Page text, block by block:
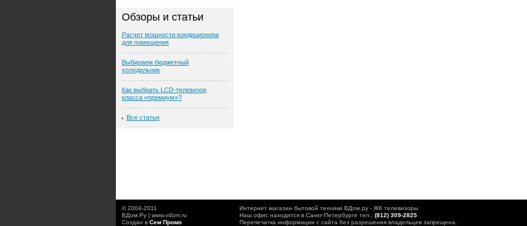
Обзоры и статьи
Расчет мощности кондиционера
для помещения
Выбираем бюджетный
холодильник
Как выбрать LCD-телевизор
класса «премиум»?
Все статьи
© 2004-2011
ВДом.Ру | www.vdom.ru
Создан в Сем Промо
Интернет магазин бытовой техники ВДом.ру - ЖК телевизоры
Наш офис находится в Санкт-Петербурге тел.: (812) 309-2825
Перепечатка информации с сайта без разрешения владельцев запрещена.